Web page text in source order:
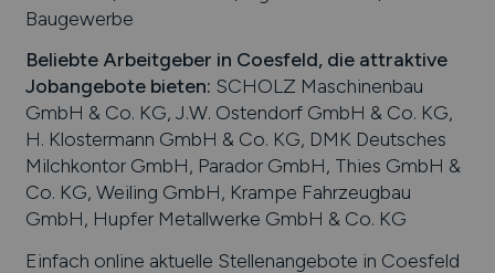
Baugewerbe
Beliebte Arbeitgeber in Coesfeld, die attraktive
Jobangebote bieten: SCHOLZ Maschinenbau
GmbH & Co. KG, J.W. Ostendorf GmbH & Co. KG,
H. Klostermann GmbH & Co. KG, DMK Deutsches
Milchkontor GmbH, Parador GmbH, Thies GmbH &
Co. KG, Weiling GmbH, Krampe Fahrzeugbau
GmbH, Hupfer Metallwerke GmbH & Co. KG
Einfach online aktuelle Stellenangebote in Coesfeld